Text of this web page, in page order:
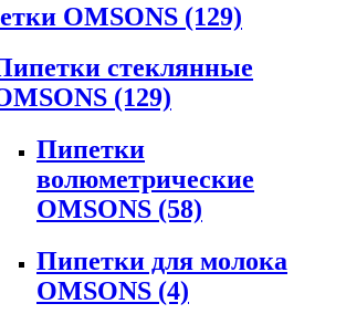
OMSONS (129)
стеклянные
(129)
Пипетки
волюметрические
OMSONS (58)
Пипетки для молока
OMSONS (4)